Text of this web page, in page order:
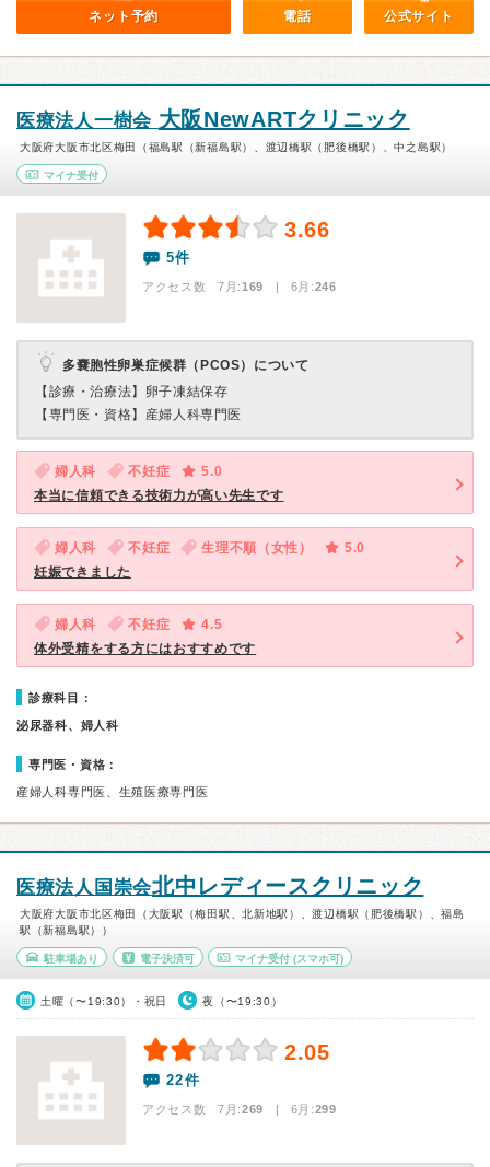
ネット予約 電話 公式サイト
医療法人一樹会 大阪NewARTクリニック
大阪府大阪市北区梅田（福島駅（新福島駅）、渡辺橋駅（肥後橋駅）、中之島駅）
マイナ受付
3.66
5件
アクセス数 7月:169 | 6月:246
多嚢胞性卵巣症候群（PCOS）について
【診療・治療法】 卵子凍結保存
【専門医・資格】 産婦人科専門医
婦人科 不妊症
5.0
本当に信頼できる技術力が高い先生です
婦人科 不妊症 生理不順（女性）
5.0
妊娠できました
婦人科 不妊症
4.5
体外受精をする方にはおすすめです
診療科目：
泌尿器科、婦人科
専門医・資格：
産婦人科専門医、生殖医療専門医
医療法人国崇会北中レディースクリニック
大阪府大阪市北区梅田（大阪駅（梅田駅、北新地駅）、渡辺橋駅（肥後橋駅）、福島
駅（新福島駅））
駐車場あり 電子決済可 マイナ受付 (スマホ可)
土曜（〜19:30）・祝日 夜（〜19:30）
2.05
22件
アクセス数 7月:269 | 6月:299